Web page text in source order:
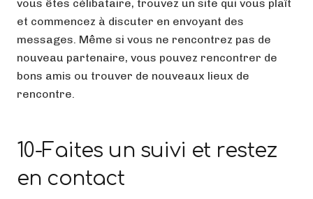
vous êtes célibataire, trouvez un site qui vous plaît
et commencez à discuter en envoyant des
messages. Même si vous ne rencontrez pas de
nouveau partenaire, vous pouvez rencontrer de
bons amis ou trouver de nouveaux lieux de
rencontre.
10-Faites un suivi et restez
en contact